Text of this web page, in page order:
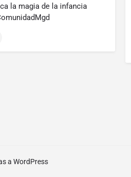
la magia de la infancia
a WordPress